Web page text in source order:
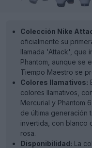
Colección Nike
oficialmente su
llamada 'Attack', que
Phantom, aunque se
Tiempo Maestro se
Colores llamativos:
colores llamativos,
Mercurial y Phantom
de última generación
invertida, con blanco
rosa.
Disponibilidad: La